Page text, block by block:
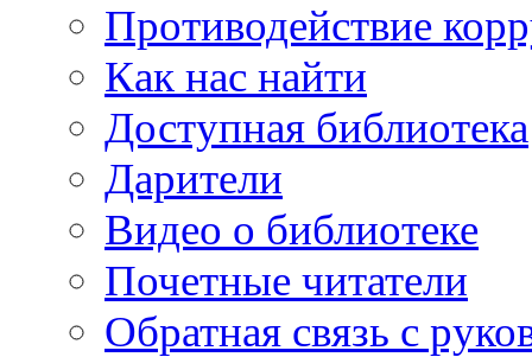
Противодействие
Как нас найти
Доступная библиотека
Дарители
Видео о библиотеке
Почетные читатели
Обратная связь с